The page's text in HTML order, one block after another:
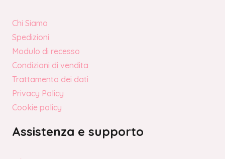
Chi Siamo
Spedizioni
Modulo di recesso
Condizioni di vendita
Trattamento dei dati
Privacy Policy
Cookie policy
Assistenza e supporto